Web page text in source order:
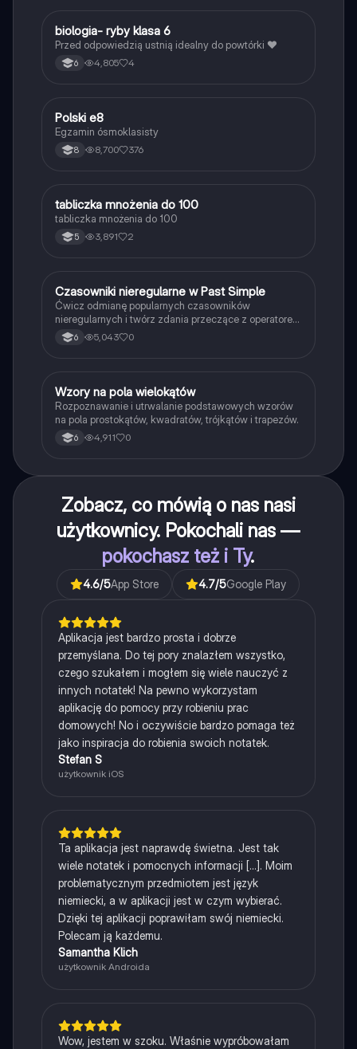
BBiologia
biologia- ryby klasa 6
Przed odpowiedzią ustnią idealny do powtórki ❤️
6 4,805 4
Język polski
Polski e8
Egzamin ósmoklasisty
8 8,700 376
TMatematyka
tabliczka mnożenia do 100
tabliczka mnożenia do 100
5 3,891 2
CJęzyk angielski
Czasowniki nieregularne w Past Simple
Ćwicz odmianę popularnych czasowników
nieregularnych i twórz zdania przeczące z operatorem
didn't w czasie Past Simple.
6 5,043 0
WMatematyka
Wzory na pola wielokątów
Rozpoznawanie i utrwalanie podstawowych wzorów
na pola prostokątów, kwadratów, trójkątów i trapezów.
6 4,911 0
Zobacz, co mówią o nas nasi
użytkownicy. Pokochali nas —
pokochasz też i Ty.
4.6/5App Store 4.7/5Google Play
Aplikacja jest bardzo prosta i dobrze
przemyślana. Do tej pory znalazłem wszystko,
czego szukałem i mogłem się wiele nauczyć z
innych notatek! Na pewno wykorzystam
aplikację do pomocy przy robieniu prac
domowych! No i oczywiście bardzo pomaga też
jako inspiracja do robienia swoich notatek.
Stefan S
użytkownik iOS
Ta aplikacja jest naprawdę świetna. Jest tak
wiele notatek i pomocnych informacji [...]. Moim
problematycznym przedmiotem jest język
niemiecki, a w aplikacji jest w czym wybierać.
Dzięki tej aplikacji poprawiłam swój niemiecki.
Polecam ją każdemu.
Samantha Klich
użytkownik Androida
Wow, jestem w szoku. Właśnie wypróbowałam